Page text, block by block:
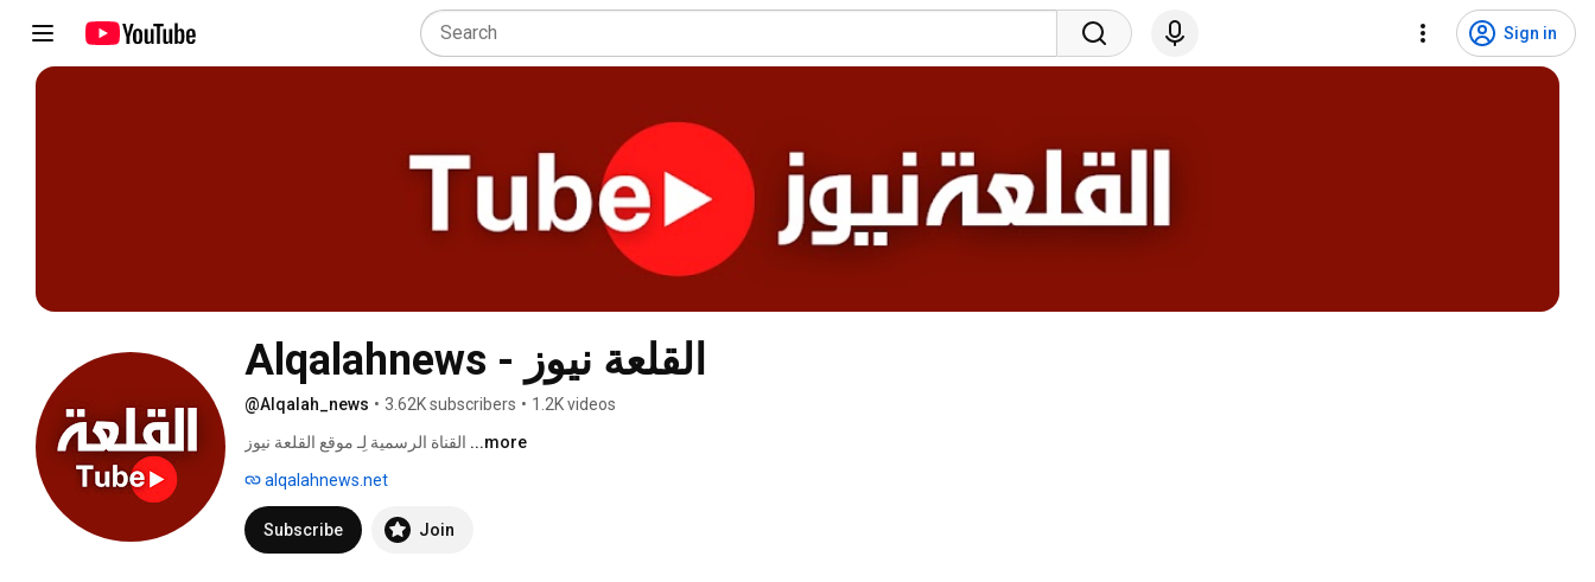
Sign in
القلعة نيوز - Alqalahnews
@Alqalah_news • 3.62K subscribers • 1.2K videos
...more
alqalahnews.net
Subscribe Join